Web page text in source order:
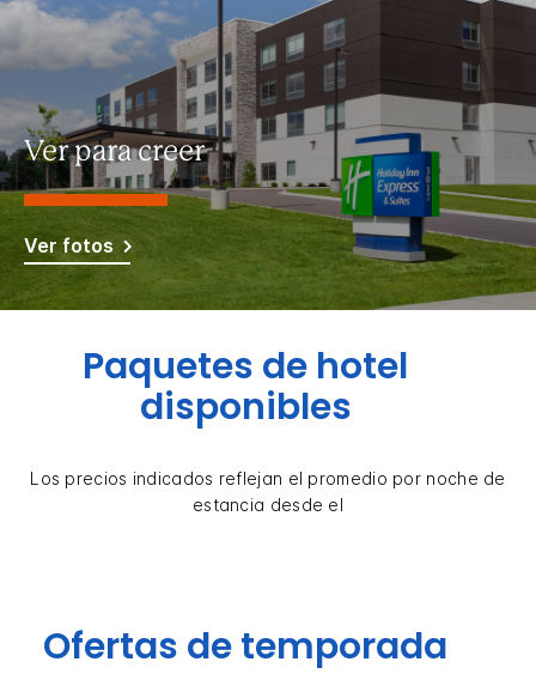
Ver para creer
Ver fotos
Paquetes de hotel
disponibles
Los precios indicados reflejan el promedio por noche de
estancia desde el
Ofertas de temporada